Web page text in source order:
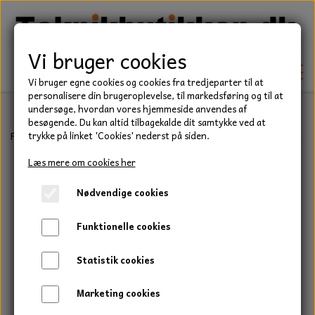
TEKNIK
KILEREMME
LEJER
PAKDÅSER
LÅSERINGE
BEFÆSTELSE
HAVE/PARK
UNIVERSALE REMME TIL PLÆNEKLIPPER OG
HAVETRAKTOR
TRAKTOR/ENTREPRENØR
Forside Teknik Lejer Sporkuglelejer 6000 Serie
Vi bruger cookies
Vi bruger egne cookies og cookies fra tredjeparter til at
personalisere din brugeroplevelse, til markedsføring og til at
undersøge, hvordan vores hjemmeside anvendes af
besøgende. Du kan altid tilbagekalde dit samtykke ved at
trykke på linket 'Cookies' nederst på siden.
Læs mere om cookies her
Nødvendige cookies
Funktionelle cookies
Statistik cookies
Marketing cookies